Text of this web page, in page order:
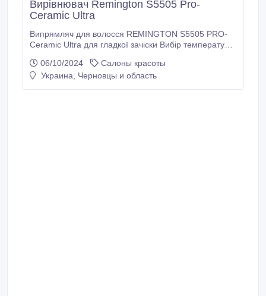
Вирівнювач Remington S5505 Pro-
Ceramic Ultra
Випрямляч для волосся REMINGTON S5505 PRO-
Ceramic Ultra для гладкої зачіски Вибір температури
терморегулятором Розміри пластин (дхш), см 110 х
20 Покриття нагрівального елемента кераміка
06/10/2024
Салоны красоты
Украина, Черновцы и область